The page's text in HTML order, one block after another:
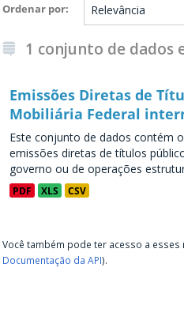
Ordenar por
1 conjunto de dados
Emissões Diretas de
Mobiliária Federal
Este conjunto de dados contém
emissões diretas de títulos
governo ou de operações
PDF XLS CSV
Você também pode ter acesso a
Documentação da API).